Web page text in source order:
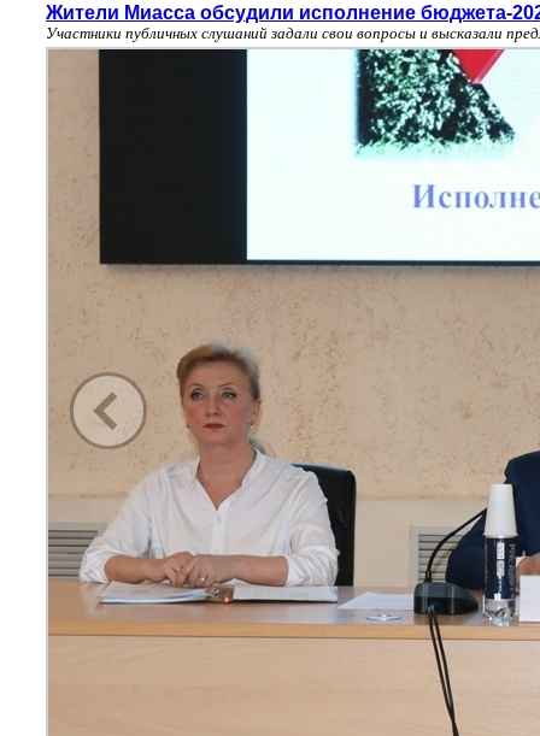
Жители Миасса обсудили исполнение бюджета-
Участники публичных слушаний задали свои вопросы и высказали